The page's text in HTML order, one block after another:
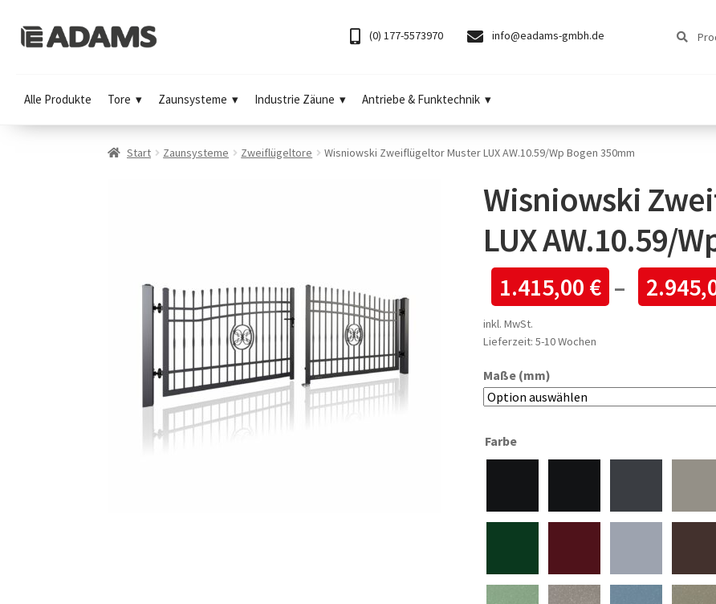
(0) 177-5573970 info@eadams-gmbh.de
nach:
Alle Produkte Tore Zaunsysteme Industrie Zäune Antriebe & Funktechnik
Start Zaunsysteme Zweiflügeltore Wisniowski Zweiflügeltor Muster LUX AW.10.59/Wp Bogen 350mm
Wisniowski
LUX AW.10.59/
1.415,00 € –
inkl. MwSt.
Lieferzeit: 5-10 Wochen
Maße (mm)
Farbe